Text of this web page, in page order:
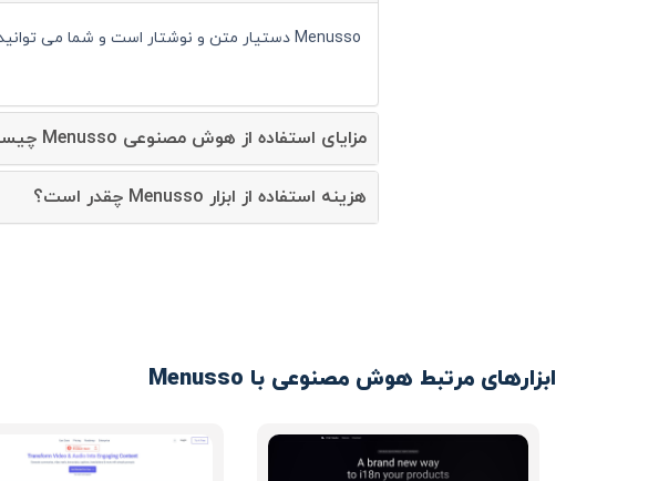
Menusso دستیار متن و نوشتار است و شما می توانید با کمک آن سرعت انجام کارهای خود را به صورت قابل توجهی افزایش دهید.
مزایای استفاده از هوش مصنوعی Menusso چیست؟
هزینه استفاده از ابزار Menusso چقدر است؟
ابزارهای مرتبط هوش مصنوعی با Menusso